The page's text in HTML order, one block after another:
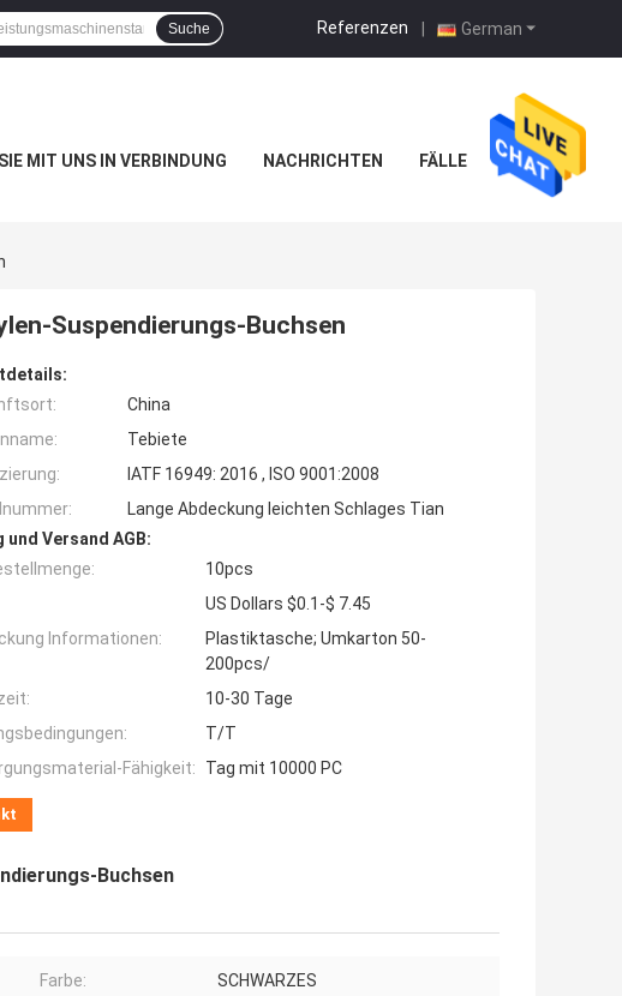
German
Referenzen |
Suche
MIT UNS IN VERBINDUNG NACHRICHTEN FÄLLE
Suspendierungs-Buchsen
China
Tebiete
IATF 16949: 2016 , ISO 9001:2008
Lange Abdeckung leichten Schlages Tian
und Versand AGB:
10pcs
US Dollars $0.1-$ 7.45
Informationen:
Plastiktasche; Umkarton 50-
200pcs/
10-30 Tage
T/T
Fähigkeit:
Tag mit 10000 PC
Buchsen
Farbe: SCHWARZES